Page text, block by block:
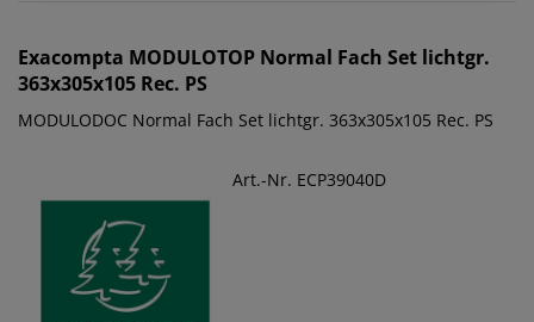
Exacompta MODULOTOP Normal Fach Set lichtgr.
363x305x105 Rec. PS
MODULODOC Normal Fach Set lichtgr. 363x305x105 Rec. PS
Art.-Nr. ECP39040D